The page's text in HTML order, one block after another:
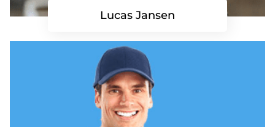
Lucas Jansen